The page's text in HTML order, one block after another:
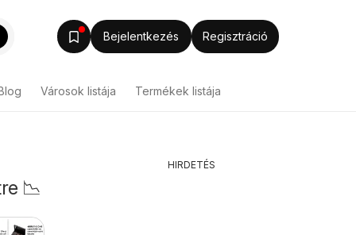
Bejelentkezés Regisztráció
Városok listája Termékek listája
📉
HIRDETÉS